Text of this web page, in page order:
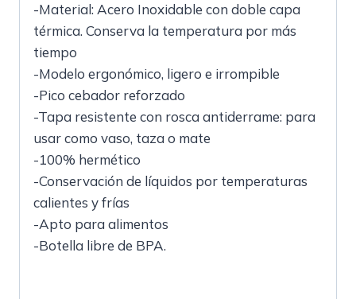
-Material: Acero Inoxidable con doble capa
térmica. Conserva la temperatura por más
tiempo
-Modelo ergonómico, ligero e irrompible
-Pico cebador reforzado
-Tapa resistente con rosca antiderrame: para
usar como vaso, taza o mate
-100% hermético
-Conservación de líquidos por temperaturas
calientes y frías
-Apto para alimentos
-Botella libre de BPA.